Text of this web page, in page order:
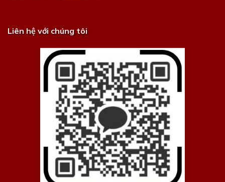
Liên hệ với chúng tôi